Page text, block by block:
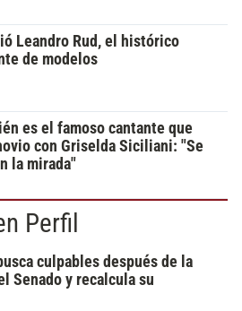
Leandro Rud, el histórico
de modelos
es el famoso cantante que
con Griselda Siciliani: "Se
la mirada"
Perfil
culpables después de la
Senado y recalcula su